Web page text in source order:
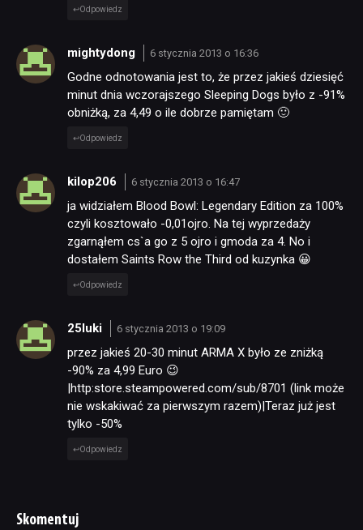
Odpowiedz
mightydong 6 stycznia 2013 o 16:36
Godne odnotowania jest to, że przez jakieś dziesięć
minut dnia wczorajszego Sleeping Dogs było z -91%
obniżką, za 4,49 o ile dobrze pamiętam 🙂
Odpowiedz
kilop206 6 stycznia 2013 o 16:47
ja widziałem Blood Bowl: Legendary Edition za 100%
czyli kosztowało -0,01ojro. Na tej wyprzedaży
zgarnąłem cs`a go z 5 ojro i gmoda za 4. No i
dostałem Saints Row the Third od kuzynka 😀
Odpowiedz
25luki 6 stycznia 2013 o 19:09
przez jakieś 20-30 minut ARMA X było ze zniżką
-90% za 4,99 Euro 😉
|http:store.steampowered.com/sub/8701 (link może
nie wskakiwać za pierwszym razem)|Teraz już jest
tylko -50%
Odpowiedz
Skomentuj